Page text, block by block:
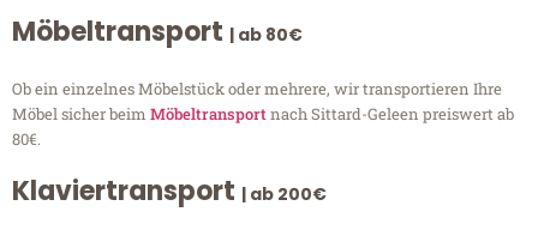
Möbeltransport | ab 80€
Ob ein einzelnes Möbelstück oder mehrere, wir transportieren Ihre
Möbel sicher beim Möbeltransportnach Sittard-Geleen preiswert ab
80€.
Klaviertransport | ab 200€